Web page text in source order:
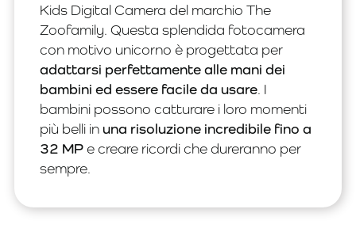
Kids Digital Camera del marchio The
Zoofamily. Questa splendida fotocamera
con motivo unicorno è progettata per
adattarsi perfettamente alle mani dei
bambini ed essere facile da usare. I
bambini possono catturare i loro momenti
più belli inuna risoluzione incredibile fino a
32 MPe creare ricordi che dureranno per
sempre.